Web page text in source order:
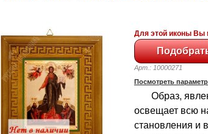
Для этой иконы Вы
Арт.: 10000271
Посмотреть
Образ,
освещает всю
становления и